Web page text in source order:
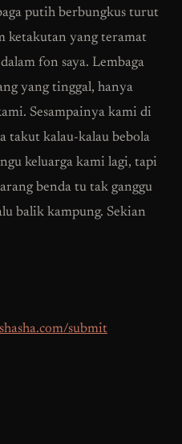
putih berbungkus turut
ketakutan yang teramat
fon saya. Lembaga
yang tinggal, hanya
Sesampainya kami di
takut kalau-kalau bebola
keluarga kami lagi, tapi
benda tu tak ganggu
balik kampung. Sekian
submit